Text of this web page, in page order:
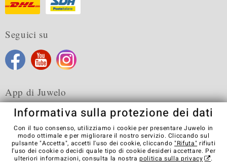
Seguici su
App di Juwelo
Condizioni generali di vendita Informativa Privacy
Cookies
Note legali
Contatti Recedere dal contratto
Informativa sulla protezione dei dati
Con il tuo consenso, utilizziamo i cookie per presentare Juwelo in
modo ottimale e per migliorare il nostro servizio. Cliccando sul
pulsante "Accetta", accetti l'uso dei cookie, cliccando "Rifuta" rifiuti
l'uso dei cookie o decidi quale tipo di cookie desideri accettare. Per
ulteriori informazioni, consulta la nostrapolitica sulla privacy .